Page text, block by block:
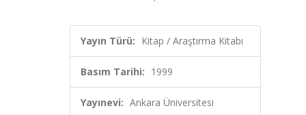
Yayın Türü: Kitap / Araştırma Kitabı
Basım Tarihi: 1999
Yayınevi: Ankara Üniversitesi